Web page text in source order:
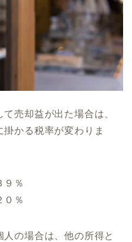
売却益が出た場合は、
かる税率が変わりま
％
％
の場合は、他の所得と